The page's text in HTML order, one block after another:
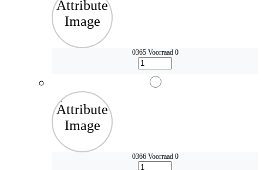
0365 Voorraad 0
0366 Voorraad 0